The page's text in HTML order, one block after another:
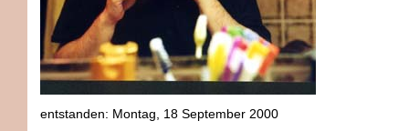
entstanden: Montag, 18 September 2000